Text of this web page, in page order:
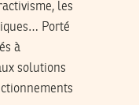
les
Porté
à
solutions